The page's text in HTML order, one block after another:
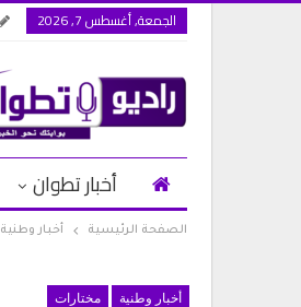
الجمعة, أغسطس 7, 2026
أخبار تطوان
الصفحة الرئيسية أخبار وطنية
أخبار وطنية مختارات